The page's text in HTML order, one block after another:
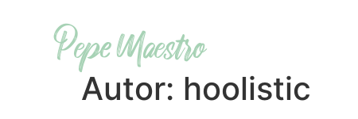
Pepe Maestro
Autor: hoolistic